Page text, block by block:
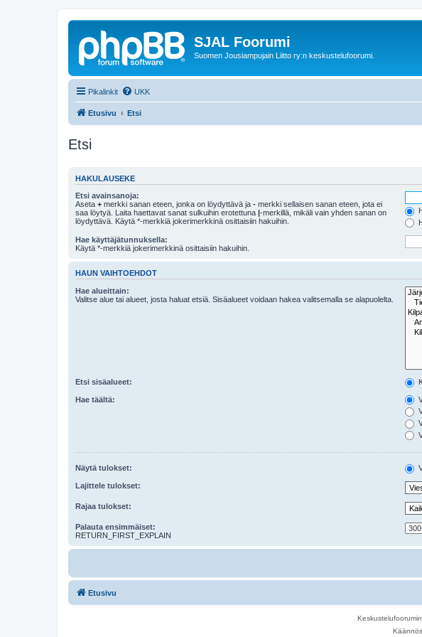
SJAL Foorumi
Suomen Jousiampujain Liitto ry:n keskustelufoorumi.
Pikalinkit UKK
Etusivu Etsi
Etsi
HAKULAUSEKE
Etsi avainsanoja:
Aseta + merkki sanan eteen, jonka on löydyttävä ja - merkki sellaisen sanan eteen, jota ei
saa löytyä. Laita haettavat sanat sulkuihin erotettuna |-merkillä, mikäli vain yhden sanan on
löydyttävä. Käytä *-merkkiä jokerimerkkinä osittaisiin hakuihin.
Hae käyttäjätunnuksella:
Käytä *-merkkiä jokerimerkkinä osittaisiin hakuihin.
HAUN VAIHTOEHDOT
Hae alueittain:
Valitse alue tai alueet, josta haluat etsiä. Sisäalueet voidaan hakea valitsemalla se alapuolelta.
Etsi sisäalueet:
Hae täältä:
Näytä tulokset:
Lajittele tulokset:
Rajaa tulokset:
Palauta ensimmäiset:
RETURN_FIRST_EXPLAIN
Etusivu